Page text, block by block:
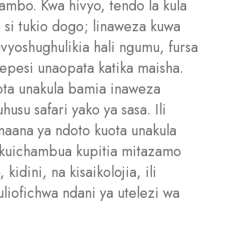
Kwa hivyo, tendo la kula
tukio dogo; linaweza kuwa
hali ngumu, fursa
unaopata katika maisha.
unakula bamia inaweza
safari yako ya sasa. Ili
ya ndoto kuota unakula
kupitia mitazamo
kidini, na kisaikolojia, ili
ndani ya utelezi wa